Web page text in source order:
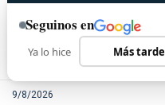
9/8/2026
Seguinos en
Ya lo hice Más tarde